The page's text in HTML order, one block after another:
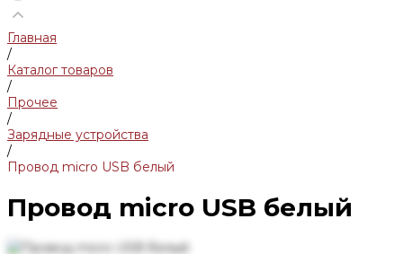
Главная
/
Каталог товаров
/
Прочее
/
Зарядные устройства
/
Провод micro USB белый
Провод micro USB белый